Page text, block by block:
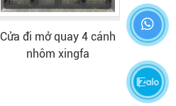
Cửa đi mở quay 4 cánh
nhôm xingfa